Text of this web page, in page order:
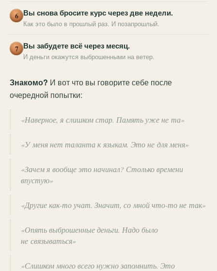
6 Вы снова бросите курс через две недели.
Как это было в прошлый раз. И позапрошлый.
7 Вы забудете всё через месяц.
И деньги окажутся выброшенными на ветер.
Знакомо? И вот что вы говорите себе после
очередной попытки:
«Наверное, я слишком стар. Память уже не та»
«У меня нет таланта к языкам. Это не для меня»
«Зачем я вообще это начинал? Столько времени
впустую»
«Другие как-то учат. Значит, со мной что-то не так»
«Опять выброшенные деньги. Надо было
не связываться»
«Слишком много всего нужно запомнить. Это